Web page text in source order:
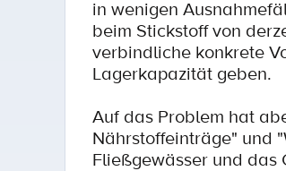
in wenigen
beim Stickstoff von
verbindliche konkrete
Lagerkapazität geben.
Auf das Problem hat
Nährstoffeinträge" und
Fließgewässer und das